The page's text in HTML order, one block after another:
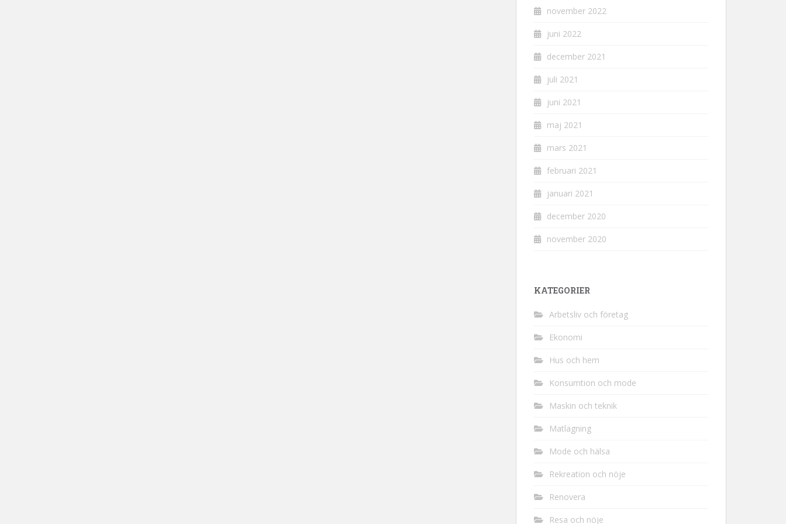
november 2022
juni 2022
december 2021
juli 2021
juni 2021
maj 2021
mars 2021
februari 2021
januari 2021
december 2020
november 2020
KATEGORIER
Arbetsliv och företag
Ekonomi
Hus och hem
Konsumtion och mode
Maskin och teknik
Matlagning
Mode och hälsa
Rekreation och nöje
Renovera
Resa och nöje